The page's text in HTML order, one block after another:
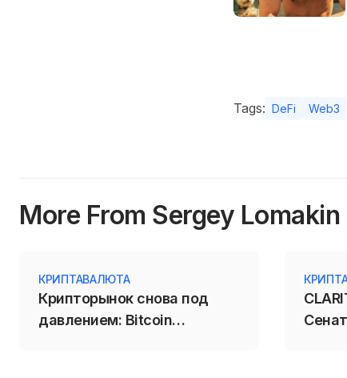
Tags: DeFi Web3
More From Sergey Lomakin
КРИПТАВАЛЮТА
Крипторынок снова под
давлением: Bitcoin